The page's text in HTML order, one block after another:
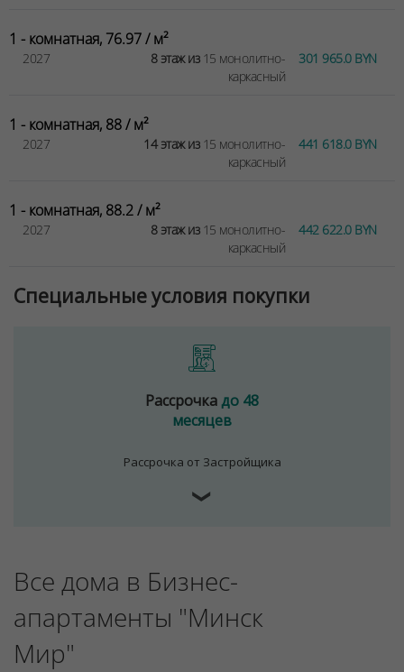
1 - комнатная, 76.97 / м²
2027 8 этаж из15 монолитно-
каркасный
301 965.0 BYN
1 - комнатная, 88 / м²
2027 14 этаж из15 монолитно-
каркасный
441 618.0 BYN
1 - комнатная, 88.2 / м²
2027 8 этаж из15 монолитно-
каркасный
442 622.0 BYN
Специальные условия покупки
Рассрочкадо 48
месяцев
Рассрочка от Застройщика
❯
Все дома в Бизнес-
апартаменты "Минск
Мир"
Для обеспечения удобства пользователей сайта
Отклонить